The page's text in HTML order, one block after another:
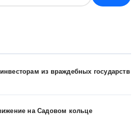
из враждебных государств
на Садовом кольце